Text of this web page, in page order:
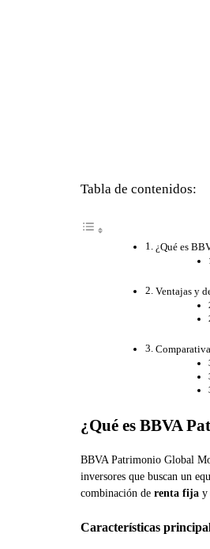
Tabla de contenidos:
¿Qué es
Ventajas y
¿Qué es BBVA
BBVA Patrimonio Global
inversores que buscan un
combinación de renta fija y
Características